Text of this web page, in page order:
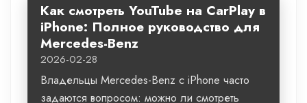
Как смотреть YouTube на CarPlay в
iPhone: Полное руководство для
Mercedes-Benz
2026-02-28
Владельцы Mercedes-Benz с iPhone часто
задаются вопросом: можно ли смотреть